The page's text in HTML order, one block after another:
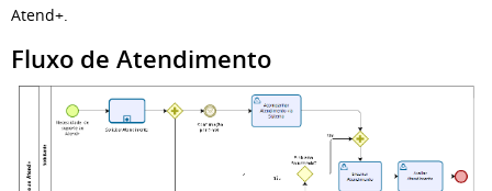
Atend+.
Fluxo de Atendimento